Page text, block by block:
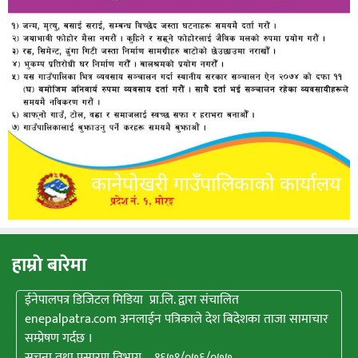
हाम्राे बारेमा
ईनेपालपत्र डिजिटल मिडिया प्रा.लि. द्वारा संचालित
enepalpatra.com अनलाईन पत्रिकाले देश बिदेशका ताजा सामाचार
सम्प्रेषण गर्दछ ।